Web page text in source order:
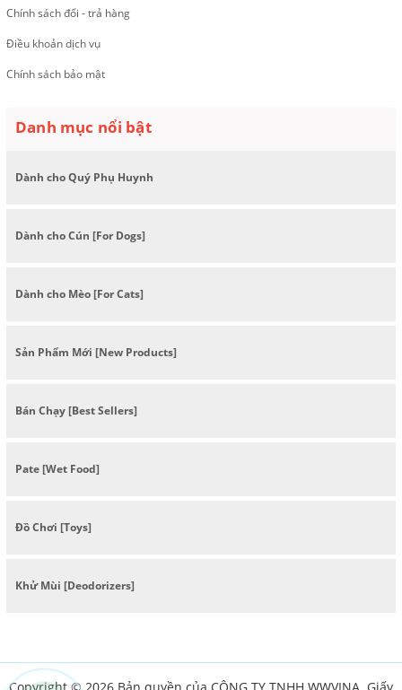
Chính sách đổi - trả hàng
Điều khoản dịch vụ
Chính sách bảo mật
Danh mục nổi bật
Dành cho Quý Phụ Huynh
Dành cho Cún [For Dogs]
Dành cho Mèo [For Cats]
Sản Phẩm Mới [New Products]
Bán Chạy [Best Sellers]
Pate [Wet Food]
Đồ Chơi [Toys]
Khử Mùi [Deodorizers]